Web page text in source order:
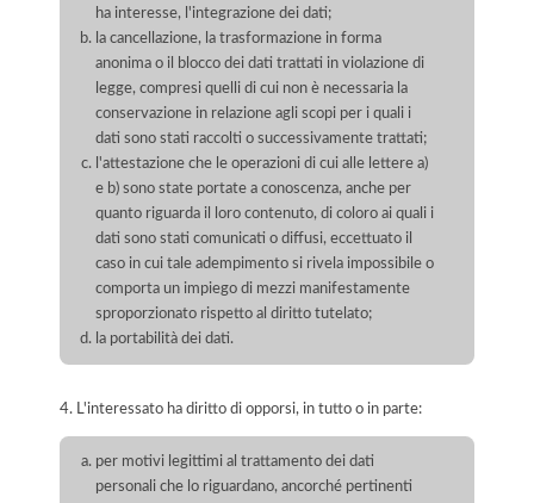
ha interesse, l'integrazione dei dati;
la cancellazione, la trasformazione in forma
anonima o il blocco dei dati trattati in violazione di
legge, compresi quelli di cui non è necessaria la
conservazione in relazione agli scopi per i quali i
dati sono stati raccolti o successivamente trattati;
l'attestazione che le operazioni di cui alle lettere a)
e b) sono state portate a conoscenza, anche per
quanto riguarda il loro contenuto, di coloro ai quali i
dati sono stati comunicati o diffusi, eccettuato il
caso in cui tale adempimento si rivela impossibile o
comporta un impiego di mezzi manifestamente
sproporzionato rispetto al diritto tutelato;
la portabilità dei dati.
4. L'interessato ha diritto di opporsi, in tutto o in parte:
per motivi legittimi al trattamento dei dati
personali che lo riguardano, ancorché pertinenti